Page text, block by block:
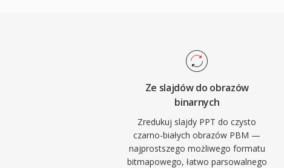
Ze slajdów do obrazów
binarnych
Zredukuj slajdy PPT do czysto
czarno-białych obrazów PBM —
najprostszego możliwego formatu
bitmapowego, łatwo parsowalnego